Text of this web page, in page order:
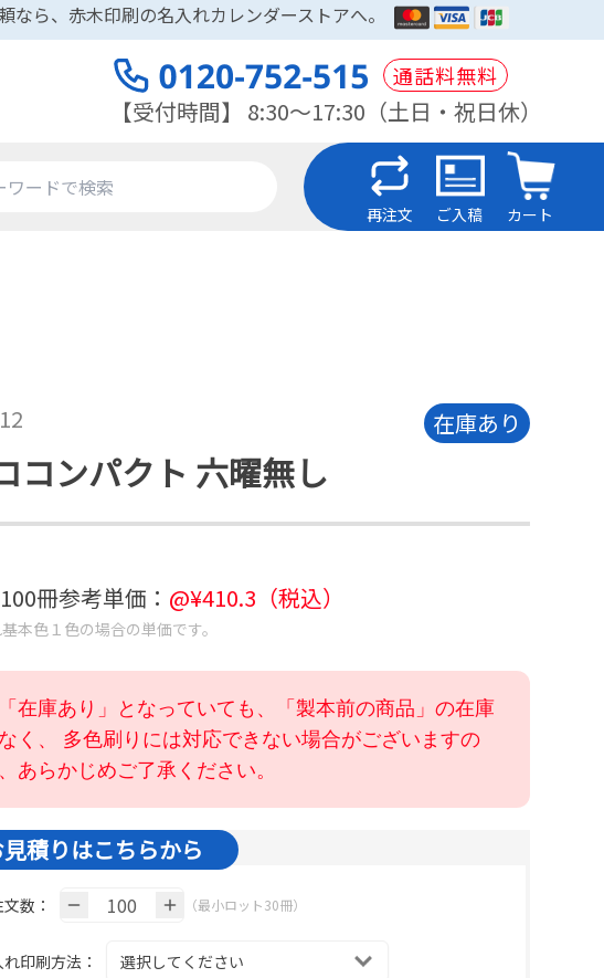
ら、赤木印刷の名入れカレンダーストアへ。
通話料無料
【受付時間】 8:30～17:30（土日・祝日休）
再注文
ご入稿 カート
在庫あり
コンパクト 六曜無し
冊参考単価： @¥410.3 （税込）
本色１色の場合の単価です。
在庫あり」となっていても、「製本前の商品」の在庫
く、 多色刷りには対応できない場合がございますの
あらかじめご了承ください。
見積りはこちらから
数： （最小ロット30冊）
印刷方法：